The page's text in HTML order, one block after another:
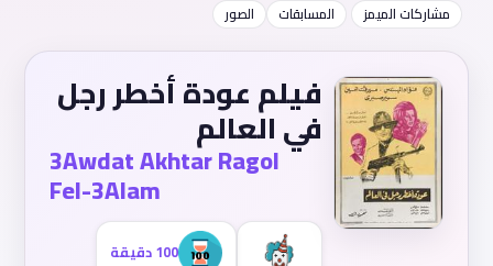
مشاركات الميمز
المسابقات الصور
فيلم عودة أخطر رجل
في العالم
3Awdat Akhtar Ragol
Fel-3Alam
100 دقيقة